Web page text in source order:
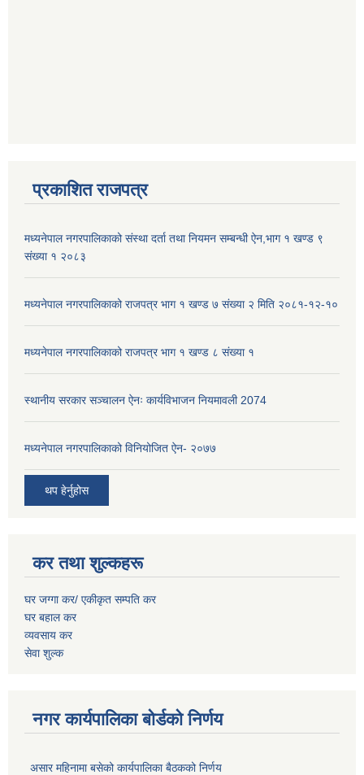
प्रकाशित राजपत्र
मध्यनेपाल नगरपालिकाको संस्था दर्ता तथा नियमन सम्बन्धी ऐन,भाग १ खण्ड ९
संख्या १ २०८३
मध्यनेपाल नगरपालिकाको राजपत्र भाग १ खण्ड ७ संख्या २ मिति २०८१-१२-१०
मध्यनेपाल नगरपालिकाको राजपत्र भाग १ खण्ड ८ संख्या १
स्थानीय सरकार सञ्चालन ऐनः कार्यविभाजन नियमावली 2074
मध्यनेपाल नगरपालिकाको विनियोजित ऐन- २०७७
थप हेर्नुहोस
कर तथा शुल्कहरू
घर जग्गा कर/ एकीकृत सम्पति कर
घर बहाल कर
व्यवसाय कर
सेवा शुल्क
नगर कार्यपालिका बोर्डको निर्णय
असार महिनामा बसेको कार्यपालिका बैठकको निर्णय